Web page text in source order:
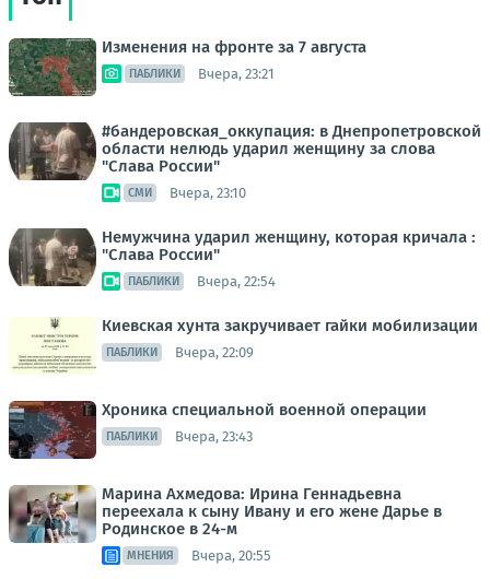
Изменения на фронте за 7 августа
ПАБЛИКИ Вчера, 23:21
#бандеровская_оккупация: в Днепропетровской
области нелюдь ударил женщину за слова
"Слава России"
СМИ Вчера, 23:10
Немужчина ударил женщину, которая кричала :
"Слава России"
ПАБЛИКИ Вчера, 22:54
Киевская хунта закручивает гайки мобилизации
ПАБЛИКИ Вчера, 22:09
Хроника специальной военной операции
ПАБЛИКИ Вчера, 23:43
Марина Ахмедова: Ирина Геннадьевна
переехала к сыну Ивану и его жене Дарье в
Родинское в 24-м
МНЕНИЯ Вчера, 20:55